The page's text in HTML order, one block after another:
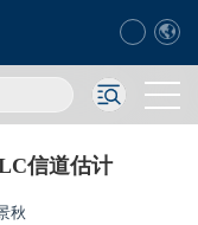
信道估计
秋